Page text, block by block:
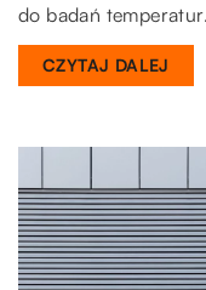
do badań
CZYTAJ DALEJ